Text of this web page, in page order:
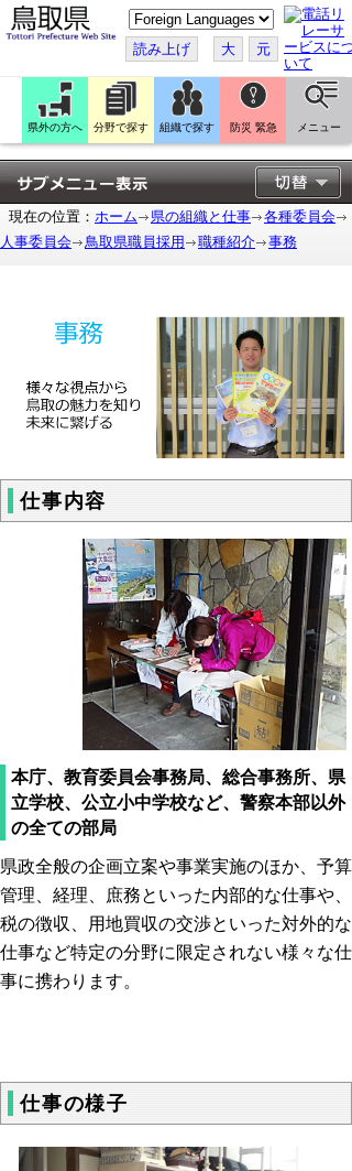
こ
の
ペ
ー
ジ
翻
訳
す
る
読み上げ 大 元
県外の方へ 分野で探す 組織で探す 防災 緊急 メニュー
現在の位置： ホーム 県の組織と仕事
各種委員会
人事委員会
鳥取県職員採用 職種紹介 事務
仕事内容
本庁、教育委員会事務局、総合事務所、県
立学校、公立小中学校など、警察本部以外
の全ての部局
県政全般の企画立案や事業実施のほか、予算
管理、経理、庶務といった内部的な仕事や、
税の徴収、用地買収の交渉といった対外的な
仕事など特定の分野に限定されない様々な仕
事に携わります。
仕事の様子